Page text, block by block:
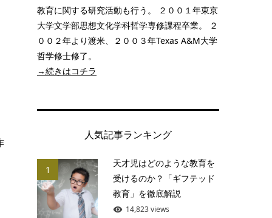
教育に関する研究活動も行う。 ２００１年東京
大学文学部思想文化学科哲学専修課程卒業。 ２
００２年より渡米、２００３年Texas A&M大学
哲学修士修了。
→続きはコチラ
人気記事ランキング
1
天才児はどのような教育を
受けるのか？「ギフテッド
教育」を徹底解説
14,823 views